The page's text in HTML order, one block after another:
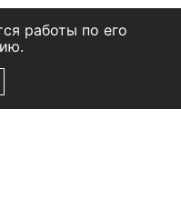
работы по его